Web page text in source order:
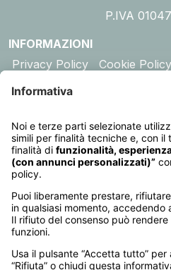
P.IVA
INFORMAZIONI
Privacy Policy
Cookie Policy
Assicurazione
DESTINAZIONI
Australia
Cambogia
Madagascar Maldive
Mauritius Messico Namibia